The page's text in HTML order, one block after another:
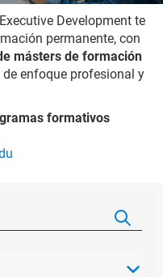
Development te
permanente, con
másters de formación
de enfoque profesional y
formativos